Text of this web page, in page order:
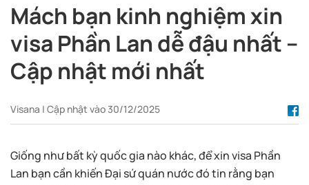
Mách bạn kinh nghiệm xin
visa Phần Lan dễ đậu nhất –
Cập nhật mới nhất
Visana | Cập nhật vào 30/12/2025
Giống như bất kỳ quốc gia nào khác, để xin visa Phần
Lan bạn cần khiến Đại sứ quán nước đó tin rằng bạn